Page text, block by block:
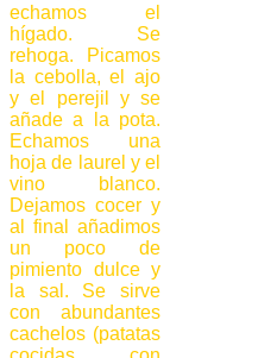
echamos el
hígado. Se
rehoga. Picamos
la cebolla, el ajo
y el perejil y se
añade a la pota.
Echamos una
hoja de laurel y el
vino blanco.
Dejamos cocer y
al final añadimos
un poco de
pimiento dulce y
la sal. Se sirve
con abundantes
cachelos (patatas